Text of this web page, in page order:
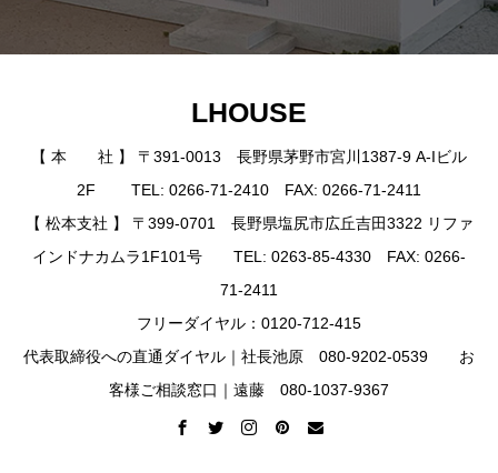
LHOUSE
【 本 社 】 〒391-0013 長野県茅野市宮川1387-9 A-Iビル
2F TEL: 0266-71-2410 FAX: 0266-71-2411
【 松本支社 】 〒399-0701 長野県塩尻市広丘吉田3322 リファ
インドナカムラ1F101号 TEL: 0263-85-4330 FAX: 0266-
71-2411
フリーダイヤル：0120-712-415
代表取締役への直通ダイヤル｜社長池原 080-9202-0539 お
客様ご相談窓口｜遠藤 080-1037-9367